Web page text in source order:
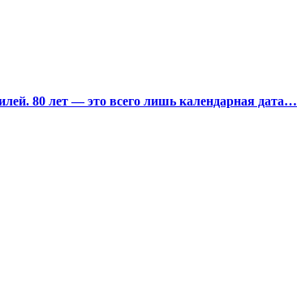
80 лет — это всего лишь календарная дата…